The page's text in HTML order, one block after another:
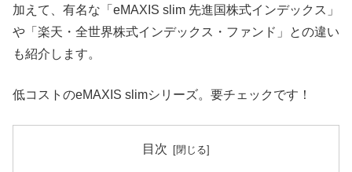
加えて、有名な「eMAXIS slim 先進国株式インデックス」
や「楽天・全世界株式インデックス・ファンド」との違い
も紹介します。
低コストのeMAXIS slimシリーズ。要チェックです！
目次